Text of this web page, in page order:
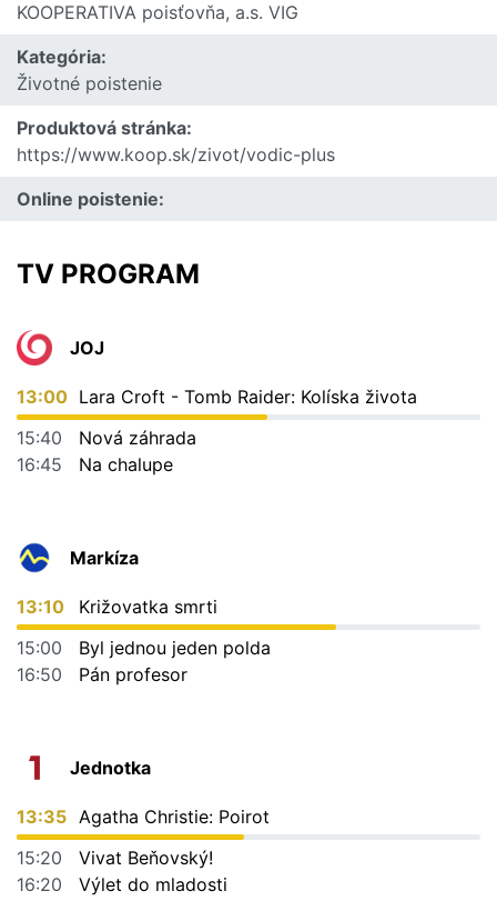
KOOPERATIVA poisťovňa, a.s. VIG
Kategória:
Životné poistenie
Produktová stránka:
https://www.koop.sk/zivot/vodic-plus
Online poistenie:
TV PROGRAM
JOJ
13:00 Lara Croft - Tomb Raider: Kolíska života
15:40
Nová záhrada
16:45
Na chalupe
Markíza
13:10
Križovatka smrti
15:00
Byl jednou jeden polda
16:50
Pán profesor
Jednotka
13:35 Agatha Christie: Poirot
15:20
Vivat Beňovský!
16:20
Výlet do mladosti